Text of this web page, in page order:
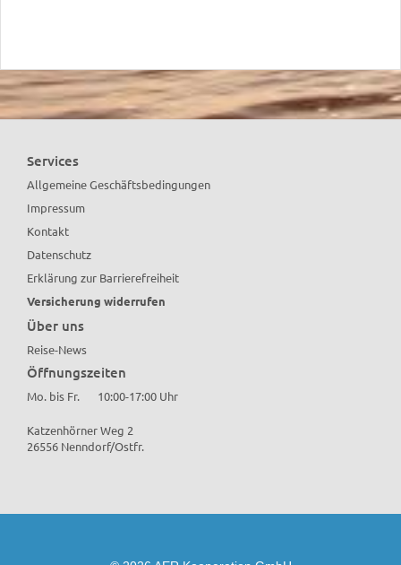
Services
Allgemeine Geschäftsbedingungen
Impressum
Kontakt
Datenschutz
Erklärung zur Barrierefreiheit
Versicherung widerrufen
Über uns
Reise-News
Öffnungszeiten
Mo. bis Fr. 10:00-17:00 Uhr
Katzenhörner Weg 2
26556 Nenndorf/Ostfr.